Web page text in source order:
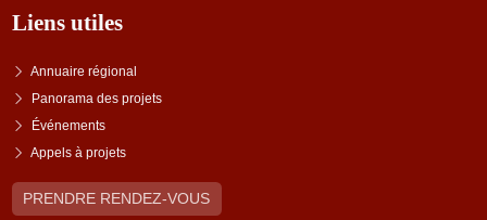
Liens utiles
Annuaire régional
Panorama des projets
Événements
Appels à projets
PRENDRE RENDEZ-VOUS